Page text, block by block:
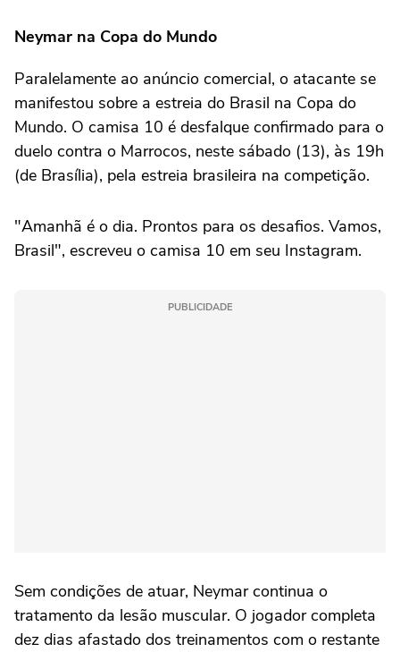
Neymar na Copa do Mundo
Paralelamente ao anúncio comercial, o atacante se
manifestou sobre a estreia do Brasil na Copa do
Mundo. O camisa 10 é desfalque confirmado para o
duelo contra o Marrocos, neste sábado (13), às 19h
(de Brasília), pela estreia brasileira na competição.
"Amanhã é o dia. Prontos para os desafios. Vamos,
Brasil", escreveu o camisa 10 em seu Instagram.
PUBLICIDADE
Sem condições de atuar, Neymar continua o
tratamento da lesão muscular. O jogador completa
dez dias afastado dos treinamentos com o restante